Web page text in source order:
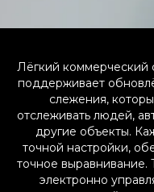
Лёгкий коммерческий
поддерживает
слежения,
отслеживать людей,
другие объекты.
точной настройки,
точное выравнивание.
электронно